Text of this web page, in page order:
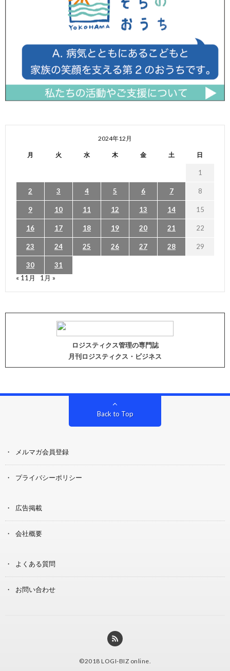
2024年12月
月 火 水 木 金 土 日
1
2 3 4 5 6 7 8
9 10 11 12 13 14 15
16 17 18 19 20 21 22
23 24 25 26 27 28 29
30
31
« 11月
1月 »
ロジスティクス管理の専門誌
月刊ロジスティクス・ビジネス
Back to Top
メルマガ会員登録
プライバシーポリシー
広告掲載
会社概要
よくある質問
お問い合わせ
©2018 LOGI-BIZ online.